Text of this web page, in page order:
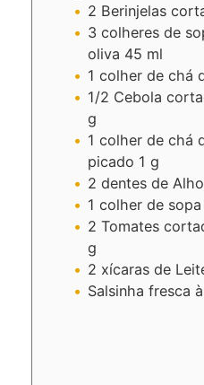
2 Berinjelas
3 colheres de
oliva 45 ml
1 colher de chá
1/2 Cebola
g
1 colher de chá
picado 1 g
2 dentes de
1 colher de
2 Tomates
g
2 xícaras de
Salsinha fresca